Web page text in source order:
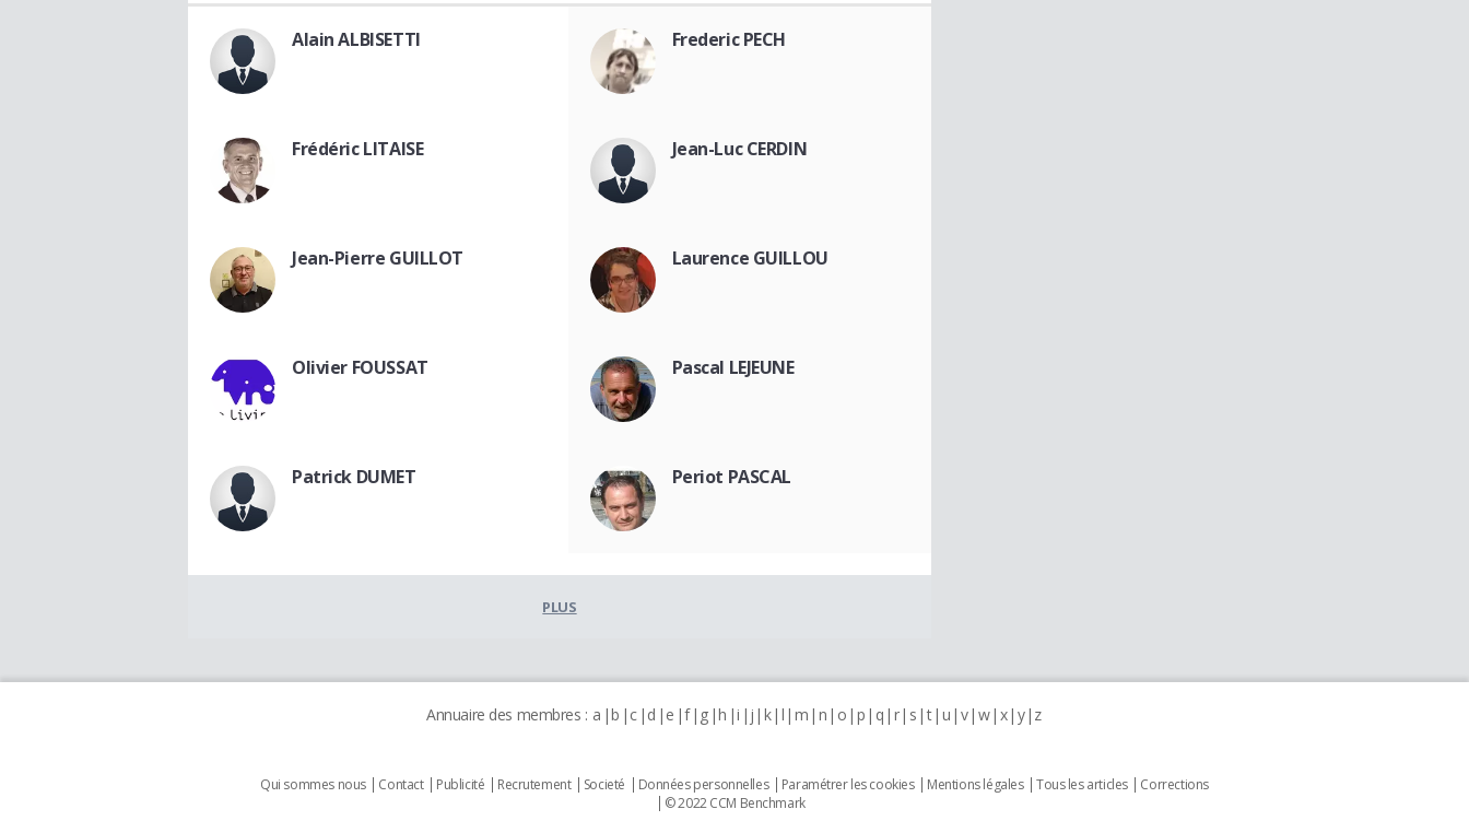
Alain ALBISETTI Frederic PECH
Frédéric LITAISE Jean-Luc CERDIN
Jean-Pierre GUILLOT Laurence GUILLOU
Olivier FOUSSAT Pascal LEJEUNE
Patrick DUMET Periot PASCAL
PLUS
Annuaire des membres : a b c d e f g h i j k l m n o p q r s t u v w x y z
Qui sommes nous Contact Publicité Recrutement Societé Données personnelles Paramétrer les cookies Mentions légales Tous les articles
Corrections
© 2022 CCM Benchmark